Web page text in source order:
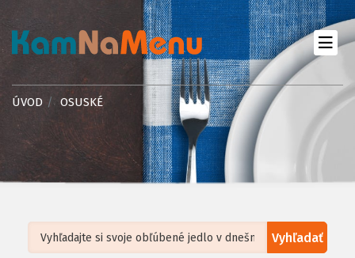
ÚVOD OSUSKÉ
Vyhľadať
Leaflet| ©OpenStreetMap, Tiles courtesy ofHumanitarian OpenStreetMap